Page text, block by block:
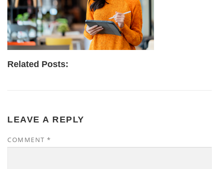
Related Posts:
LEAVE A REPLY
COMMENT *